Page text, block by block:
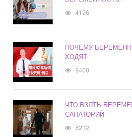
4196
ПОЧЕМУ
ХОДЯТ
9400
ЧТО ВЗЯТЬ
САНАТОРИЙ
8212